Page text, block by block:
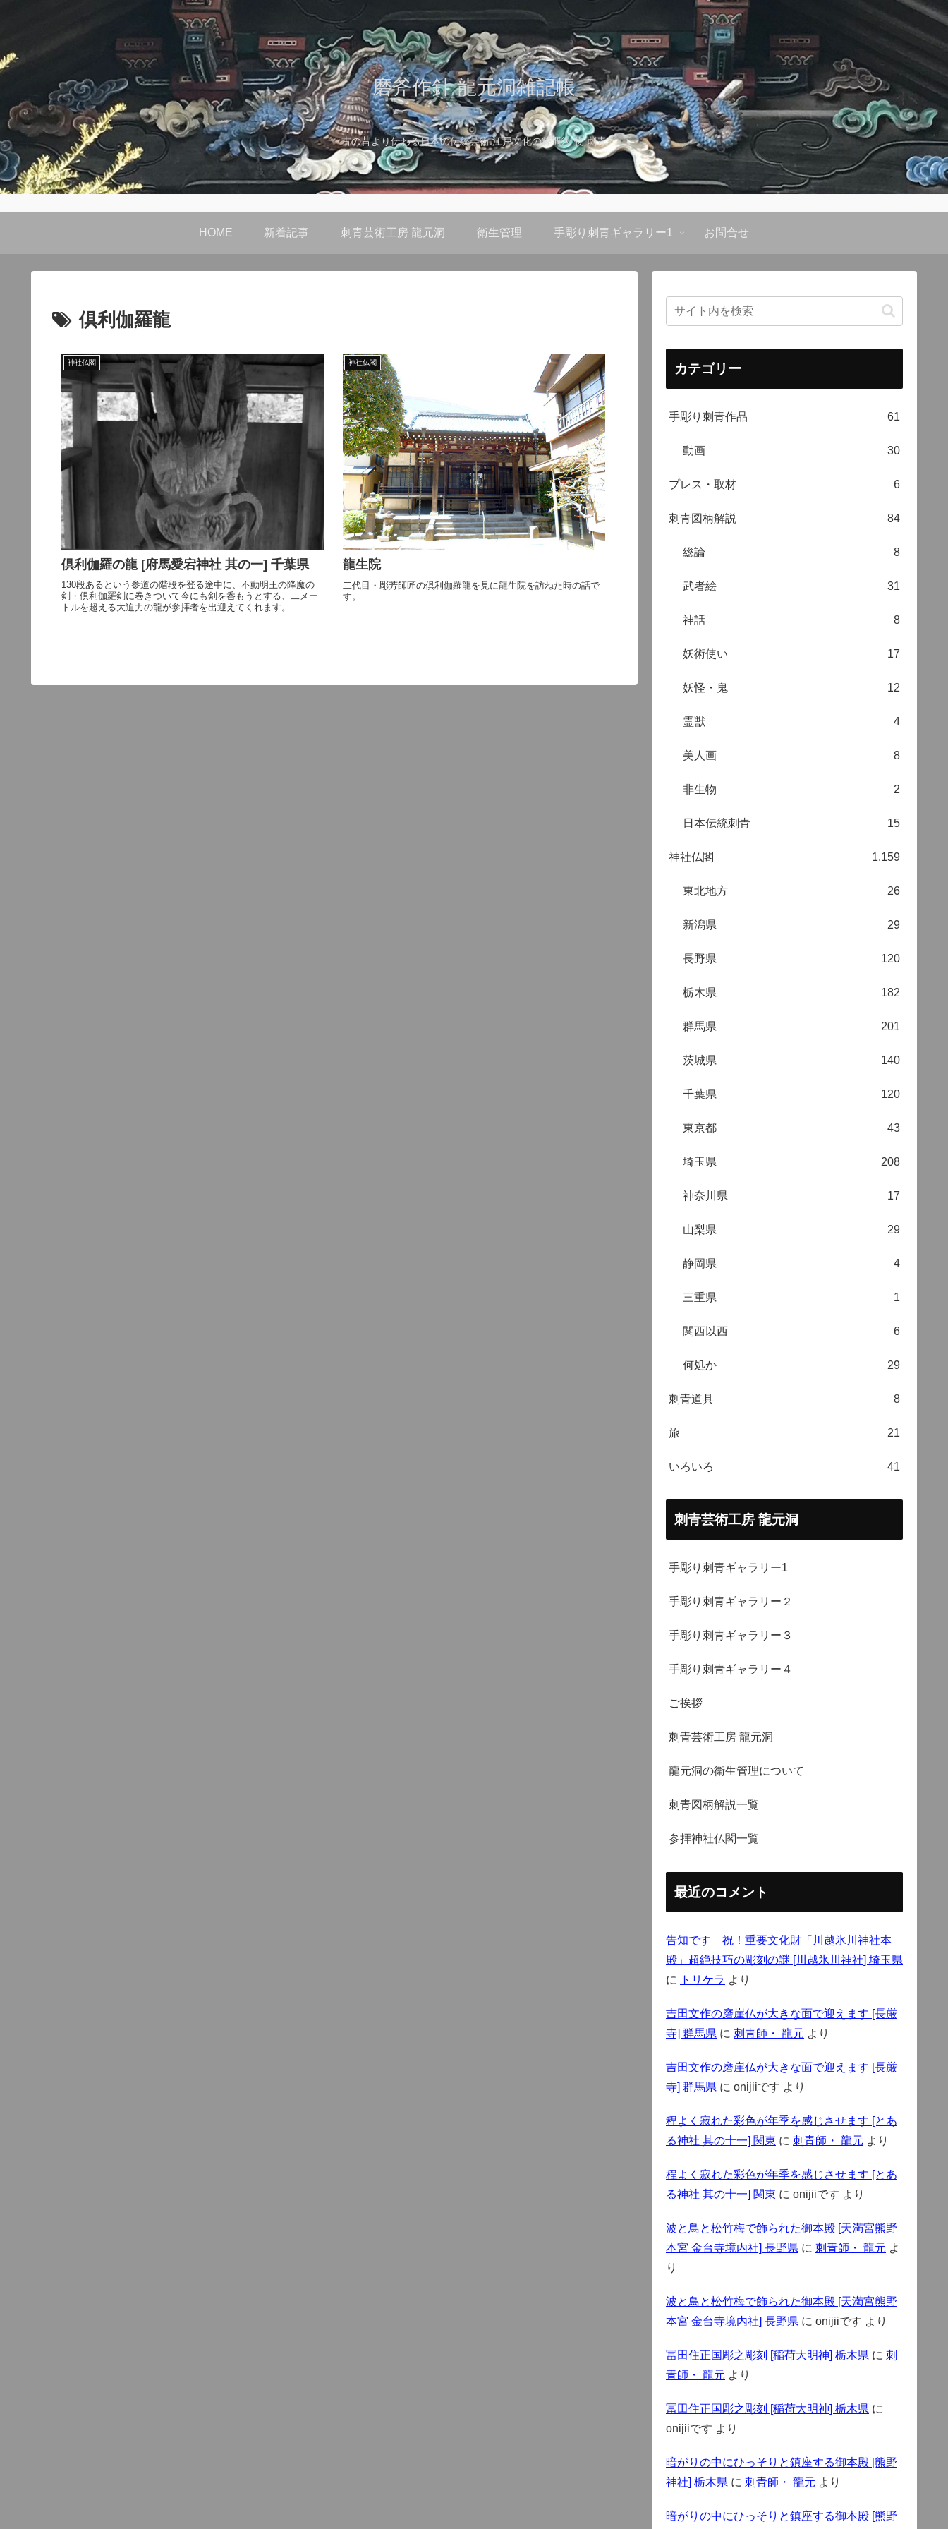
磨斧作針 龍元洞雑記帳
古の昔より伝わる日本の伝統芸術 江戸文化の粋 彫り物 刺青
HOME 新着記事 刺青芸術工房 龍元洞 衛生管理 手彫り刺青ギャラリー1 お問合せ
倶利伽羅龍
神社仏閣
倶利伽羅の龍 [府馬愛宕神社 其の一] 千葉県
130段あるという参道の階段を登る途中に、不動明王の降魔の
剣・倶利伽羅剣に巻きついて今にも剣を呑もうとする、二メー
トルを超える大迫力の龍が参拝者を出迎えてくれます。
神社仏閣
龍生院
二代目・彫芳師匠の倶利伽羅龍を見に龍生院を訪ねた時の話で
す。
カテゴリー
手彫り刺青作品 61
動画 30
プレス・取材 6
刺青図柄解説 84
総論 8
武者絵 31
神話 8
妖術使い 17
妖怪・鬼 12
霊獣 4
美人画 8
非生物 2
日本伝統刺青 15
神社仏閣 1,159
東北地方 26
新潟県 29
長野県 120
栃木県 182
群馬県 201
茨城県 140
千葉県 120
東京都 43
埼玉県 208
神奈川県 17
山梨県 29
静岡県 4
三重県 1
関西以西 6
何処か 29
刺青道具 8
旅 21
いろいろ 41
刺青芸術工房 龍元洞
手彫り刺青ギャラリー1
手彫り刺青ギャラリー２
手彫り刺青ギャラリー３
手彫り刺青ギャラリー４
ご挨拶
刺青芸術工房 龍元洞
龍元洞の衛生管理について
刺青図柄解説一覧
参拝神社仏閣一覧
最近のコメント
告知です 祝！重要文化財「川越氷川神社本
殿」超絶技巧の彫刻の謎 [川越氷川神社] 埼玉県
に
トリケラ より
吉田文作の磨崖仏が大きな面で迎えます [長厳
寺] 群馬県 に 刺青師・ 龍元 より
吉田文作の磨崖仏が大きな面で迎えます [長厳
寺] 群馬県 に onijiiです より
程よく寂れた彩色が年季を感じさせます [とあ
る神社 其の十一] 関東 に 刺青師・ 龍元 より
程よく寂れた彩色が年季を感じさせます [とあ
る神社 其の十一] 関東 に onijiiです より
波と鳥と松竹梅で飾られた御本殿 [天満宮熊野
本宮 金台寺境内社] 長野県 に 刺青師・ 龍元 よ
り
波と鳥と松竹梅で飾られた御本殿 [天満宮熊野
本宮 金台寺境内社] 長野県 に onijiiです より
冨田住正国彫之彫刻 [稲荷大明神] 栃木県 に 刺
青師・ 龍元 より
冨田住正国彫之彫刻 [稲荷大明神] 栃木県 に
onijiiです より
暗がりの中にひっそりと鎮座する御本殿 [熊野
神社] 栃木県 に 刺青師・ 龍元 より
暗がりの中にひっそりと鎮座する御本殿 [熊野